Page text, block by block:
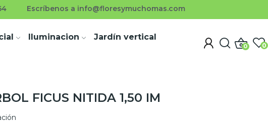
Escríbenos a info@floresymuchomas.com
Iluminacion
Jardín vertical
0 0
FICUS NITIDA 1,50 IM